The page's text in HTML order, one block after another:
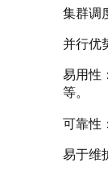
集群调
并行优
易用性
等。
可靠性
易于维